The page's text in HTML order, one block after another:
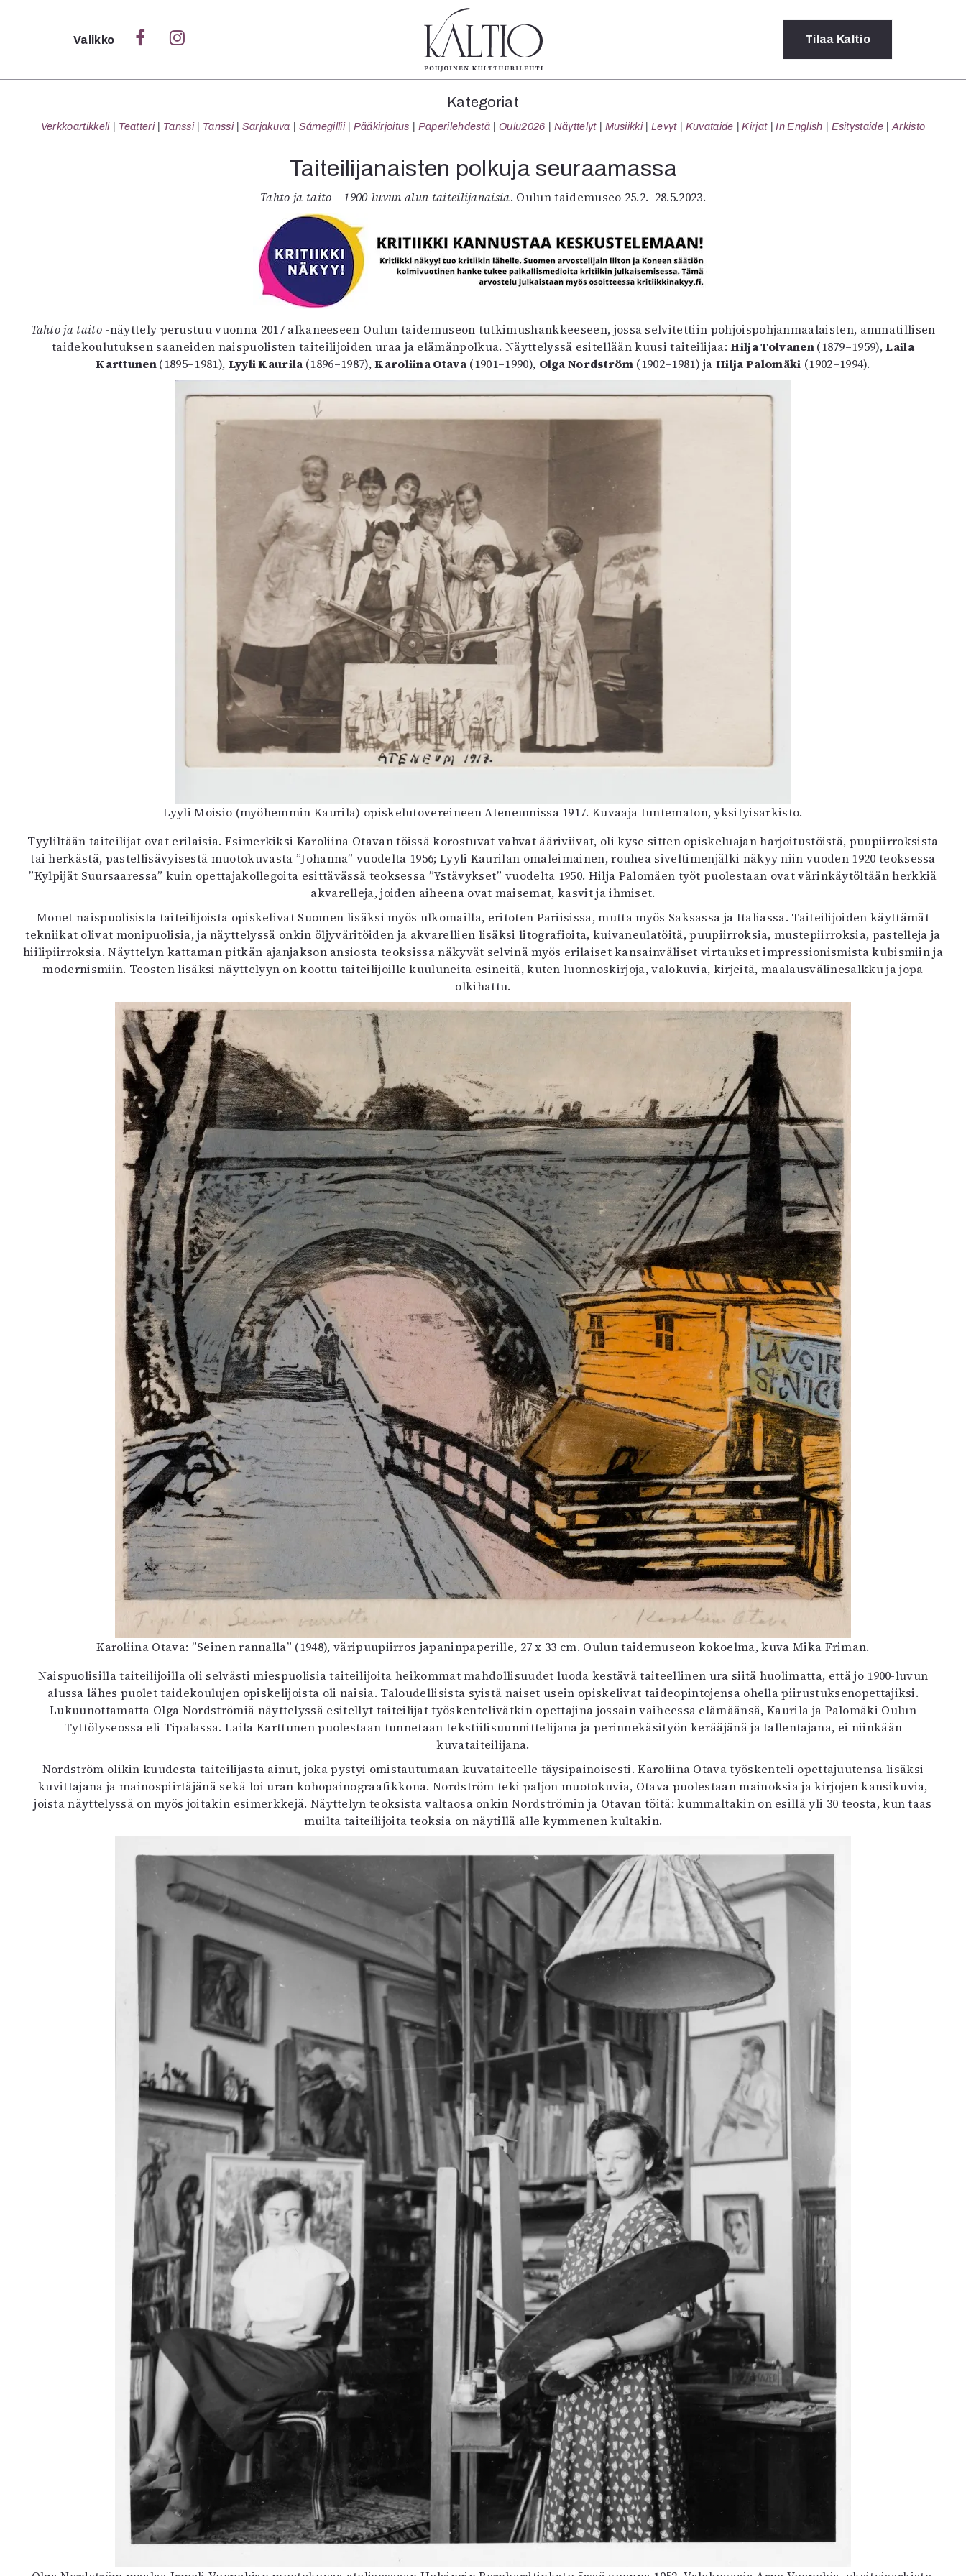
Sulje
Verkkoartikkeli
Tanssi
Tanssi
Sarjakuva
Sámegillii
Pääkirjoitus
Paperilehdestä
Oulu2026
Näyttelyt
Musiikki
Kuvataide
Kirjat
In English
Esitystaide
Arkisto
Lehdet
4/2026
1/2026
6/2025
5/2025 saame
Tilaus ja
Toimitus
Mediatiedot
Valikko Tilaa Kaltio
Kategoriat
Verkkoartikkeli Teatteri Tanssi Tanssi Sarjakuva Sámegillii Pääkirjoitus Paperilehdestä Oulu2026 Näyttelyt Musiikki Levyt Kuvataide Kirjat In English Esitystaide Arkisto
Taiteilijanaisten polkuja seuraamassa
Tahto ja taito – 1900-luvun alun taiteilijanaisia. Oulun taidemuseo 25.2.–28.5.2023.
Tahto ja taito -näyttely perustuu vuonna 2017 alkaneeseen Oulun taidemuseon tutkimushankkeeseen, jossa selvitettiin pohjoispohjanmaalaisten, ammatillisen
taidekoulutuksen saaneiden naispuolisten taiteilijoiden uraa ja elämänpolkua. Näyttelyssä esitellään kuusi taiteilijaa:Hilja Tolvanen(1879–1959),Laila
Karttunen(1895–1981), Lyyli Kaurila (1896–1987),Karoliina Otava (1901–1990), Olga Nordström (1902–1981) jaHilja Palomäki (1902–1994).
Lyyli Moisio (myöhemmin Kaurila) opiskelutovereineen Ateneumissa 1917. Kuvaaja tuntematon, yksityisarkisto.
Tyyliltään taiteilijat ovat erilaisia. Esimerkiksi Karoliina Otavan töissä korostuvat vahvat ääriviivat, oli kyse sitten opiskeluajan harjoitustöistä, puupiirroksista
tai herkästä, pastellisävyisestä muotokuvasta ”Johanna” vuodelta 1956; Lyyli Kaurilan omaleimainen, rouhea siveltimenjälki näkyy niin vuoden 1920 teoksessa
”Kylpijät Suursaaressa” kuin opettajakollegoita esittävässä teoksessa ”Ystävykset” vuodelta 1950. Hilja Palomäen työt puolestaan ovat värinkäytöltään herkkiä
akvarelleja, joiden aiheena ovat maisemat, kasvit ja ihmiset.
Monet naispuolisista taiteilijoista opiskelivat Suomen lisäksi myös ulkomailla, eritoten Pariisissa, mutta myös Saksassa ja Italiassa. Taiteilijoiden käyttämät
tekniikat olivat monipuolisia, ja näyttelyssä onkin öljyväritöiden ja akvarellien lisäksi litografioita, kuivaneulatöitä, puupiirroksia, mustepiirroksia, pastelleja ja
hiilipiirroksia. Näyttelyn kattaman pitkän ajanjakson ansiosta teoksissa näkyvät selvinä myös erilaiset kansainväliset virtaukset impressionismista kubismiin ja
modernismiin. Teosten lisäksi näyttelyyn on koottu taiteilijoille kuuluneita esineitä, kuten luonnoskirjoja, valokuvia, kirjeitä, maalausvälinesalkku ja jopa
olkihattu.
Karoliina Otava: ”Seinen rannalla” (1948), väripuupiirros japaninpaperille, 27 x 33 cm. Oulun taidemuseon kokoelma, kuva Mika Friman.
Naispuolisilla taiteilijoilla oli selvästi miespuolisia taiteilijoita heikommat mahdollisuudet luoda kestävä taiteellinen ura siitä huolimatta, että jo 1900-luvun
alussa lähes puolet taidekoulujen opiskelijoista oli naisia. Taloudellisista syistä naiset usein opiskelivat taideopintojensa ohella piirustuksenopettajiksi.
Lukuunottamatta Olga Nordströmiä näyttelyssä esitellyt taiteilijat työskentelivätkin opettajina jossain vaiheessa elämäänsä, Kaurila ja Palomäki Oulun
Tyttölyseossa eli Tipalassa. Laila Karttunen puolestaan tunnetaan tekstiilisuunnittelijana ja perinnekäsityön kerääjänä ja tallentajana, ei niinkään
kuvataiteilijana.
Nordström olikin kuudesta taiteilijasta ainut, joka pystyi omistautumaan kuvataiteelle täysipainoisesti. Karoliina Otava työskenteli opettajuutensa lisäksi
kuvittajana ja mainospiirtäjänä sekä loi uran kohopainograafikkona. Nordström teki paljon muotokuvia, Otava puolestaan mainoksia ja kirjojen kansikuvia,
joista näyttelyssä on myös joitakin esimerkkejä. Näyttelyn teoksista valtaosa onkin Nordströmin ja Otavan töitä: kummaltakin on esillä yli 30 teosta, kun taas
muilta taiteilijoita teoksia on näytillä alle kymmenen kultakin.